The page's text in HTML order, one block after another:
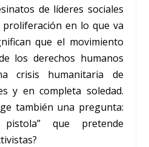
de líderes sociales
en lo que va
que el movimiento
los derechos humanos
crisis humanitaria de
y en completa soledad.
también una pregunta:
que pretende